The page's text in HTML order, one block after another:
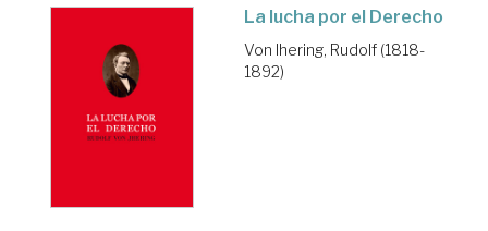
La lucha por el Derecho
Von Ihering, Rudolf (1818-
1892)